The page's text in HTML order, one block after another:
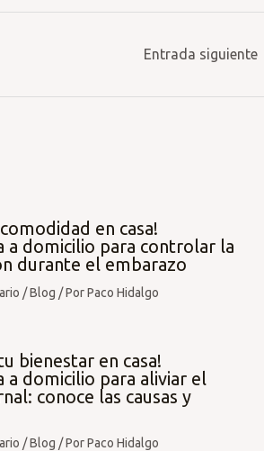
Entrada siguiente
en casa!
a domicilio para controlar la
durante el embarazo
/Blog / PorPaco Hidalgo
bienestar en casa!
a domicilio para aliviar el
conoce las causas y
/Blog / PorPaco Hidalgo